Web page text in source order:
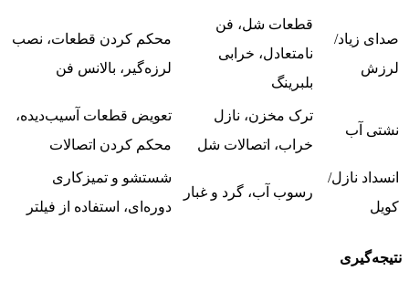
صدای زیاد/
لرزش
قطعات شل، فن
نامتعادل، خرابی
بلبرینگ
محکم کردن قطعات، نصب
لرزه‌گیر، بالانس فن
نشتی آب
ترک مخزن، نازل
خراب، اتصالات شل
تعویض قطعات آسیب‌دیده،
محکم کردن اتصالات
انسداد نازل/
کویل
رسوب آب، گرد و غبار
شستشو و تمیزکاری
دوره‌ای، استفاده از فیلتر
نتیجه‌گیری